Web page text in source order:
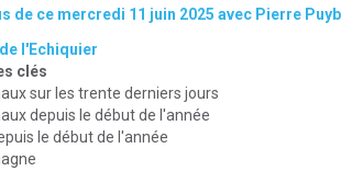
de ce mercredi 11 juin 2025 avec Pierre
l'Echiquier
clés
sur les trente derniers jours
depuis le début de l'année
le début de l'année